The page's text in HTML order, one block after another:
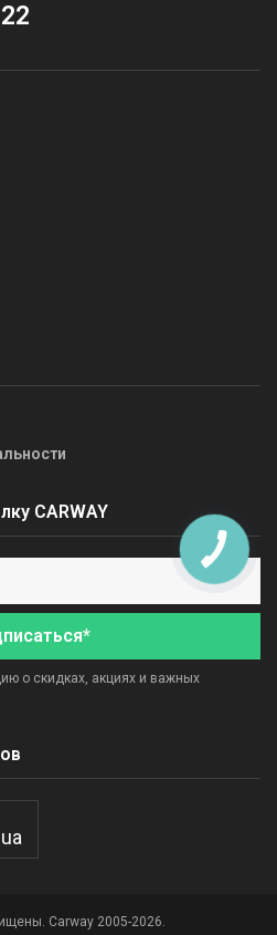
CARWAY
о скидках, акциях и важных
Carway 2005-2026.